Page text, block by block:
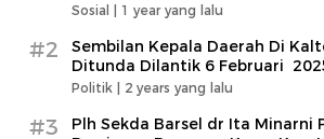
Sosial | 1 year yang lalu
#2
Sembilan Kepala Daerah Di
Ditunda Dilantik 6 Februari
Politik | 2 years yang lalu
#3
Plh Sekda Barsel dr Ita Minarni